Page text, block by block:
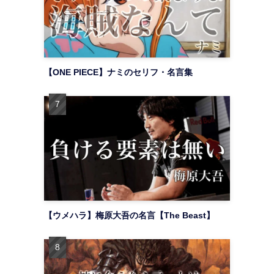
【ONE PIECE】ナミのセリフ・名言集
【ウメハラ】梅原大吾の名言【The Beast】